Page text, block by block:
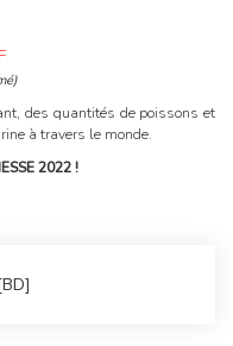
des quantités de poissons et
à travers le monde.
2022 !